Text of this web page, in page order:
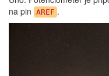
na pin AREF .